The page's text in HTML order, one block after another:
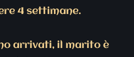
4 settimane.
arrivati, il marito è